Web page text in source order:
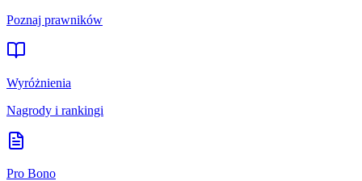
Poznaj prawników
Wyróżnienia
Nagrody i rankingi
Pro Bono